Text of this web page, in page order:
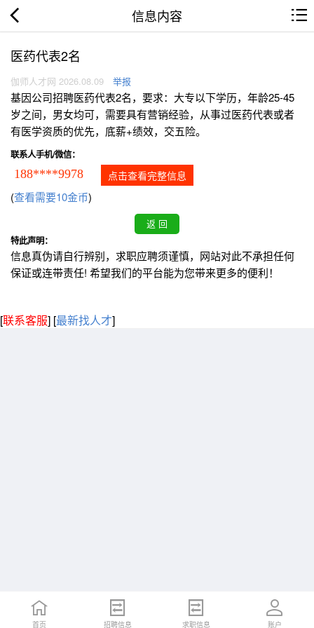
信息内容
医药代表2名
伽师人才网 2026.08.09 举报
基因公司招聘医药代表2名，要求：大专以下学历，年龄25-45
岁之间，男女均可，需要具有营销经验，从事过医药代表或者
有医学资质的优先，底薪+绩效，交五险。
联系人手机/微信：
188****9978 点击查看完整信息
(查看需要10金币)
特此声明：
信息真伪请自行辨别，求职应聘须谨慎，网站对此不承担任何
保证或连带责任! 希望我们的平台能为您带来更多的便利！
[联系客服] [最新找人才]
首页 招聘信息 求职信息 账户